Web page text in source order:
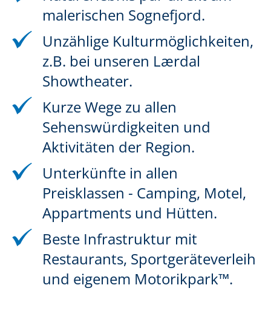
malerischen Sognefjord.
Unzählige Kulturmöglichkeiten,
z.B. bei unseren Lærdal
Showtheater.
Kurze Wege zu allen
Sehenswürdigkeiten und
Aktivitäten der Region.
Unterkünfte in allen
Preisklassen - Camping, Motel,
Appartments und Hütten.
Beste Infrastruktur mit
Restaurants, Sportgeräteverleih
und eigenem Motorikpark™.